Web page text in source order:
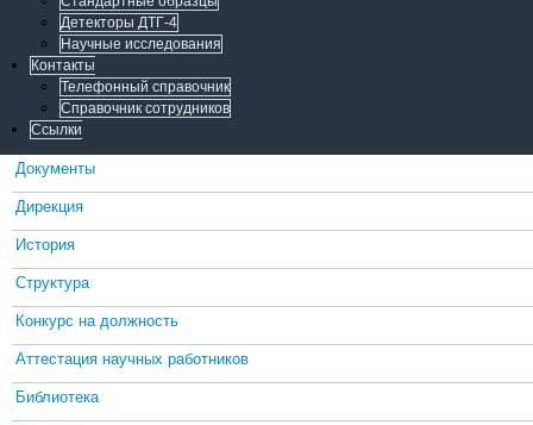
Детекторы ДТГ-4
Научные исследования
Контакты
Телефонный справочник
Справочник сотрудников
Ссылки
Документы
Дирекция
История
Структура
Конкурс на должность
Аттестация научных работников
Библиотека